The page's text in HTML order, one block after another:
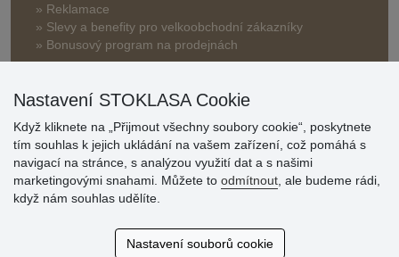
» Reklamace
» Slevy a benefity pro velkoobchodní zákazníky
» Bonusový program na prodejnách
Hodnocení
zákazníků
Super obchod, kvalitní zboží za slušné ceny. Vřele
Nastavení STOKLASA Cookie
Když kliknete na „Přijmout všechny soubory cookie“, poskytnete
tím souhlas k jejich ukládání na vašem zařízení, což pomáhá s
navigací na stránce, s analýzou využití dat a s našimi
marketingovými snahami. Můžete to odmítnout , ale budeme rádi,
když nám souhlas udělíte.
Nastavení souborů cookie